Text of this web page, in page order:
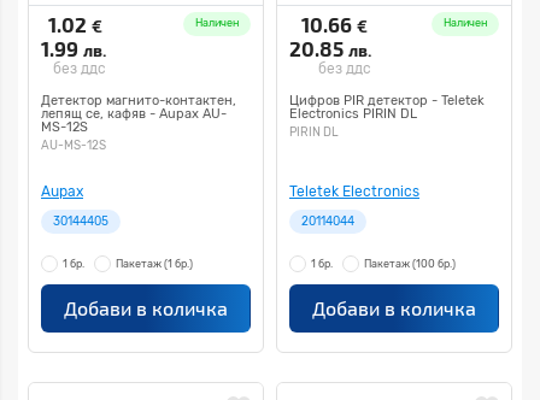
1.02 €
1.99 лв.
без ддс
Наличен
Детектор магнито-контактен,
лепящ се, кафяв - Aupax AU-
MS-12S
AU-MS-12S
Aupax
30144405
1 бр. Пакетаж (1 бр.)
Добави в количка
10.66 €
20.85 лв.
без ддс
Наличен
Цифров PIR детектор - Teletek
Electronics PIRIN DL
PIRIN DL
Teletek Electronics
20114044
1 бр. Пакетаж (100 бр.)
Добави в количка